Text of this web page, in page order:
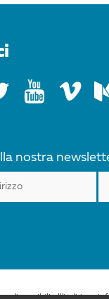
nostra